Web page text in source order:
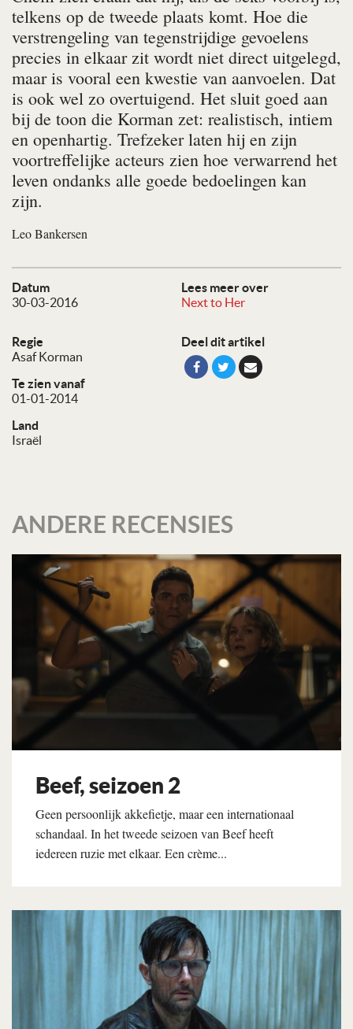
Datum
30-03-2016
Lees meer over
Next to Her
Regie
Asaf Korman
Te zien vanaf
01-01-2014
Land
Israël
Deel dit artikel
telkens op de tweede plaats komt. Hoe die
verstrengeling van tegenstrijdige gevoelens
precies in elkaar zit wordt niet direct uitgelegd,
maar is vooral een kwestie van aanvoelen. Dat
is ook wel zo overtuigend. Het sluit goed aan
bij de toon die Korman zet: realistisch, intiem
en openhartig. Trefzeker laten hij en zijn
voortreffelijke acteurs zien hoe verwarrend het
leven ondanks alle goede bedoelingen kan
zijn.
Leo Bankersen
ANDERE RECENSIES
Beef, seizoen 2
Geen persoonlijk akkefietje, maar een internationaal
schandaal. In het tweede seizoen van Beef heeft
iedereen ruzie met elkaar. Een crème...
Lees verder